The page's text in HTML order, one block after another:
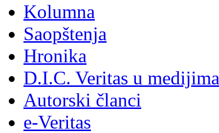
Kolumna
Saopštenja
Hronika
D.I.C. Veritas u medijima
Autorski članci
e-Veritas